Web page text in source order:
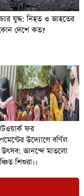
যুদ্ধ: নিহত ও আহতের
দেশে কত?
ফর
উদ্যোগে বর্ণিল
উৎসব: আনন্দে মাতলো
শিশুরা।।